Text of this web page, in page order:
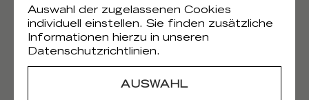
Rocky
TA 109 77 04
250cm (98'') X 350cm (138'')
Rocky
Auswahl der zugelassenen Cookies
individuell einstellen. Sie finden zusätzliche
Informationen hierzu in unseren
Datenschutzrichtlinien.
AUSWAHL